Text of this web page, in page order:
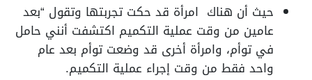
حيث أن هناك امرأة قد حكت تجربتها وتقول “بعد
عامين من وقت عملية التكميم اكتشفت أنني حامل
في توأم، وامرأة أخرى قد وضعت توأم بعد عام
واحد فقط من وقت إجراء عملية التكميم.